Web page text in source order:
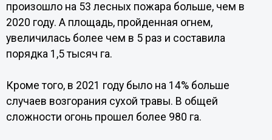
произошло на 53 лесных пожара больше, чем в
2020 году. А площадь, пройденная огнем,
увеличилась более чем в 5 раз и составила
порядка 1,5 тысяч га.
Кроме того, в 2021 году было на 14% больше
случаев возгорания сухой травы. В общей
сложности огонь прошел более 980 га.